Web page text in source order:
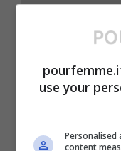
use your
Personalised
content